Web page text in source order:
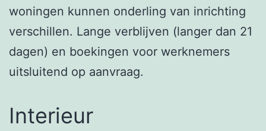
woningen kunnen onderling van inrichting
verschillen. Lange verblijven (langer dan 21
dagen) en boekingen voor werknemers
uitsluitend op aanvraag.
Interieur